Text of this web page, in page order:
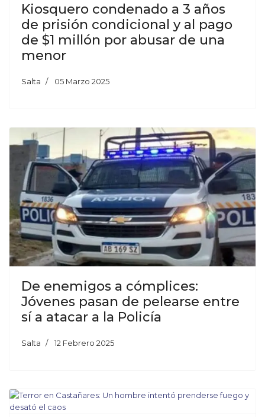
Kiosquero condenado a 3 años
de prisión condicional y al pago
de $1 millón por abusar de una
menor
Salta 05 Marzo 2025
De enemigos a cómplices:
Jóvenes pasan de pelearse entre
sí a atacar a la Policía
Salta 12 Febrero 2025